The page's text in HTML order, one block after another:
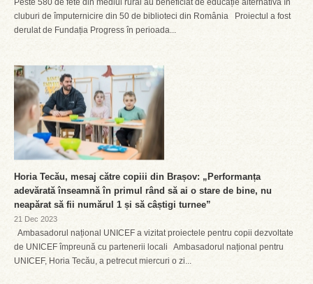
Peste 580 de fete din mediul rural au beneficiat de educație alternativă în
cluburi de împuternicire din 50 de biblioteci din România Proiectul a fost
derulat de Fundația Progress în perioada...
Horia Tecău, mesaj către copiii din Brașov: „Performanța
adevărată înseamnă în primul rând să ai o stare de bine, nu
neapărat să fii numărul 1 și să câștigi turnee”
21 Dec 2023
Ambasadorul național UNICEF a vizitat proiectele pentru copii dezvoltate
de UNICEF împreună cu partenerii locali Ambasadorul național pentru
UNICEF, Horia Tecău, a petrecut miercuri o zi...